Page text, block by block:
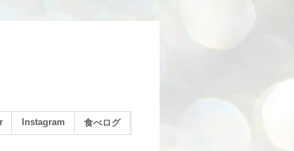
Instagram 食べログ